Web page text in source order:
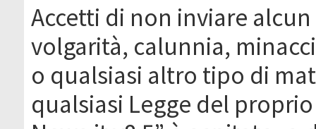
Accetti di non inviare
volgarità, calunnia,
o qualsiasi altro tipo di
qualsiasi Legge del